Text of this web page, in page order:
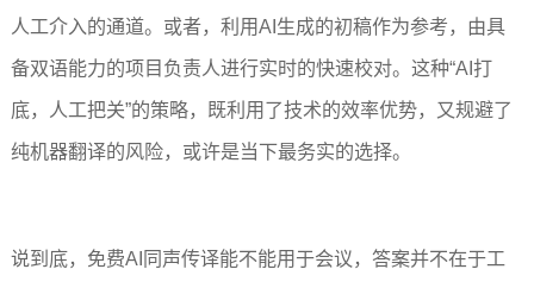
人工介入的通道。或者，利用AI生成的初稿作为参考，由具
备双语能力的项目负责人进行实时的快速校对。这种“AI打
底，人工把关”的策略，既利用了技术的效率优势，又规避了
纯机器翻译的风险，或许是当下最务实的选择。
说到底，免费AI同声传译能不能用于会议，答案并不在于工